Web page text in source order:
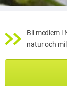
Bli medlem i
natur och